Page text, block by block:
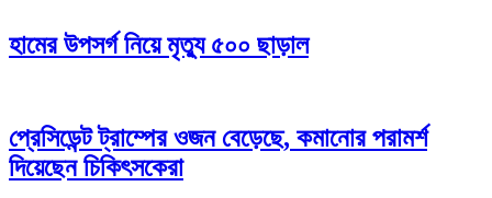
হামের উপসর্গ নিয়ে মৃত্যু ৫০০ ছাড়াল
প্রেসিডেন্ট ট্রাম্পের ওজন বেড়েছে, কমানোর পরামর্শ
দিয়েছেন চিকিৎসকেরা